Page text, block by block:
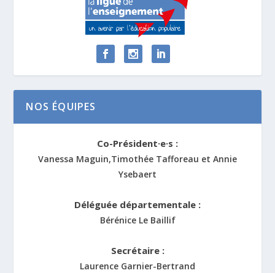
NOS ÉQUIPES
Co-Président·e·s :
Vanessa Maguin,Timothée Tafforeau et Annie
Ysebaert
Déléguée départementale :
Bérénice Le Baillif
Secrétaire :
Laurence Garnier-Bertrand